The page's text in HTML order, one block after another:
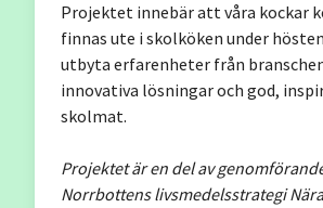
Projektet innebär att våra kockar
finnas ute i skolköken under
utbyta erfarenheter från
innovativa lösningar och god,
skolmat.
Projektet är en del av
Norrbottens livsmedelsstrategi